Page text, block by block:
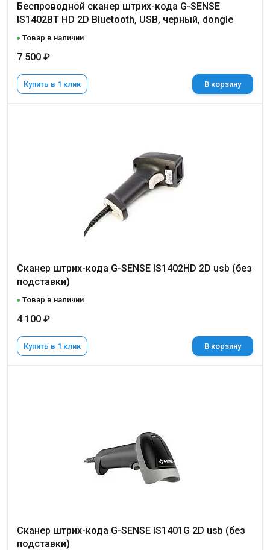
Беспроводной сканер штрих-кода G-SENSE
IS1402BT HD 2D Bluetooth, USB, черный, dongle
Товар в наличии
7 500 ₽
Купить в 1 клик В корзину
Сканер штрих-кода G-SENSE IS1402HD 2D usb (без
подставки)
Товар в наличии
4 100 ₽
Купить в 1 клик В корзину
Сканер штрих-кода G-SENSE IS1401G 2D usb (без
подставки)